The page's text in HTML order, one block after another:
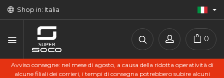
Shop in: Italia
0
Avviso consegne: nel mese di agosto, a causa della ridotta operatività di
alcune filiali dei corrieri, i tempi di consegna potrebbero subire alcuni